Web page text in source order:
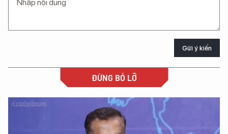
Gửi ý kiến
ĐỪNG BỎ LỠ